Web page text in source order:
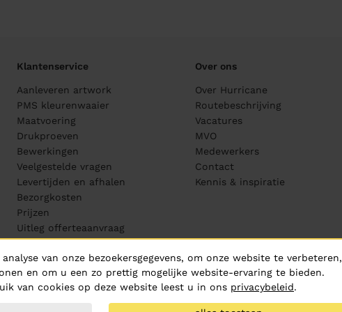
Klantenservice
Aanleveren artwork
PMS kleurenwaaier
Maatvoering
Drukproeven
Bewerkingen
Veelgestelde vragen
Levertijden en afhalen
Bezorgkosten
Prijzen
Uitleg offerteaanvraag
Wasinstructies
Cookie consent
Over ons
Over Hurricane
Routebeschrijving
Vacatures
MVO
Medewerkers
Contact
Kennis & inspiratie
van onze bezoekersgegevens, om onze website te verbeteren,
en om u een zo prettig mogelijke website-ervaring te bieden.
van cookies op deze website leest u in ons privacybeleid.